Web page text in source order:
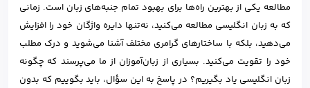
مطالعه یکی از بهترین راه‌ها برای بهبود تمام جنبه‌های زبان است. زمانی
که به زبان انگلیسی مطالعه می‌کنید، نه‌تنها دایره واژگان خود را افزایش
می‌دهید، بلکه با ساختارهای گرامری مختلف آشنا می‌شوید و درک مطلب
خود را تقویت می‌کنید. بسیاری از زبان‌آموزان از ما می‌پرسند که چگونه
زبان انگلیسی یاد بگیریم؟ در پاسخ به این سؤال، باید بگوییم که بدون